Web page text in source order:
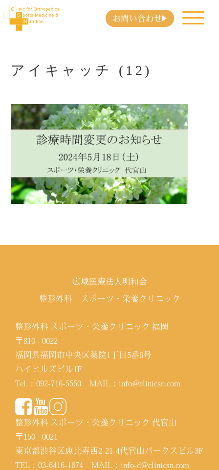
お問い合わせ
アイキャッチ (12)
広域医療法人明和会
整形外科 スポーツ・栄養クリニック
整形外科 スポーツ・栄養クリニック 福岡
〒810 - 0022
福岡県福岡市中央区薬院1丁目5番6号
ハイヒルズビル1F
Tel ：092-716-5550 MAIL：info@clinicsn.com
整形外科 スポーツ・栄養クリニック 代官山
〒150 - 0021
東京都渋谷区恵比寿西2-21-4代官山パークスビル3F
TEL：03-6416-1674 MAIL：info-d@clinicsn.com